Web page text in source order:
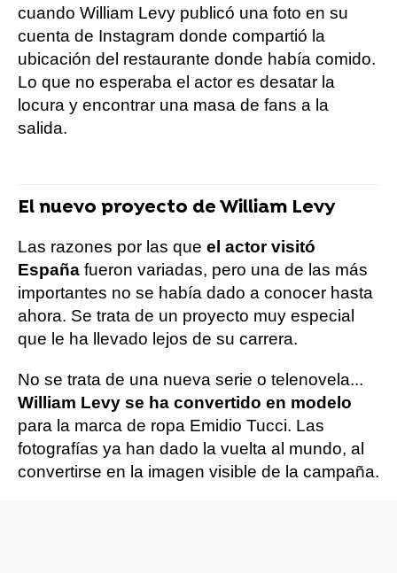
cuando William Levy publicó una foto en su
cuenta de Instagram donde compartió la
ubicación del restaurante donde había comido.
Lo que no esperaba el actor es desatar la
locura y encontrar una masa de fans a la
salida.
El nuevo proyecto de William Levy
Las razones por las que el actor visitó
España fueron variadas, pero una de las más
importantes no se había dado a conocer hasta
ahora. Se trata de un proyecto muy especial
que le ha llevado lejos de su carrera.
No se trata de una nueva serie o telenovela...
William Levy se ha convertido en modelo
para la marca de ropa Emidio Tucci. Las
fotografías ya han dado la vuelta al mundo, al
convertirse en la imagen visible de la campaña.